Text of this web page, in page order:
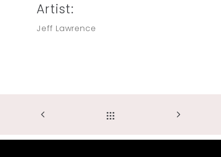
Artist:
Jeff Lawrence